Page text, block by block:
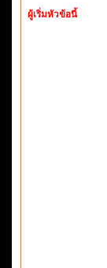
ผู้เริ่มหัวข้อนี้